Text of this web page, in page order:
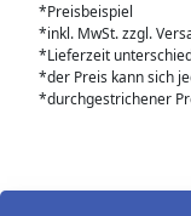
*Preisbeispiel
*inkl. MwSt. zzgl.
*Lieferzeit
*der Preis kann sich
*durchgestrichener